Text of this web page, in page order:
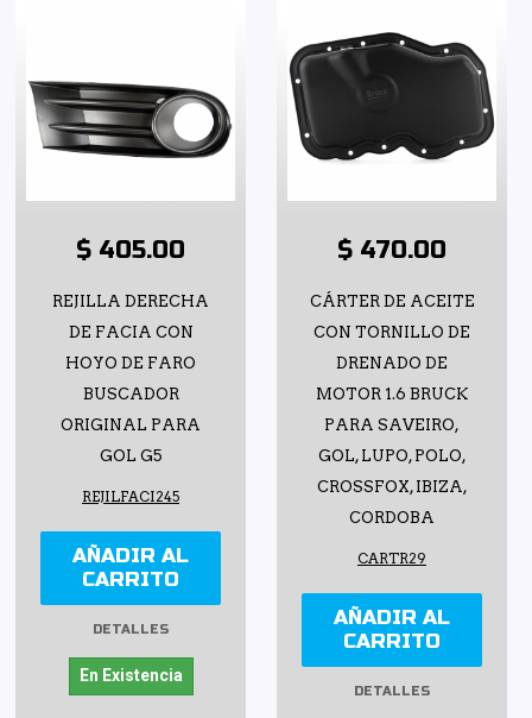
$ 405.00
REJILLA DERECHA
DE FACIA CON
HOYO DE FARO
BUSCADOR
ORIGINAL PARA
GOL G5
REJILFACI245
AÑADIR AL
CARRITO
DETALLES
En Existencia
$ 470.00
CÁRTER DE ACEITE
CON TORNILLO DE
DRENADO DE
MOTOR 1.6 BRUCK
PARA SAVEIRO,
GOL, LUPO, POLO,
CROSSFOX, IBIZA,
CORDOBA
CARTR29
AÑADIR AL
CARRITO
DETALLES